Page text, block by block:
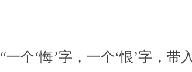
“一个‘悔’字，一个‘恨’字，